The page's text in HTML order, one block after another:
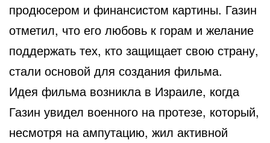
продюсером и финансистом картины. Газин
отметил, что его любовь к горам и желание
поддержать тех, кто защищает свою страну,
стали основой для создания фильма.
Идея фильма возникла в Израиле, когда
Газин увидел военного на протезе, который,
несмотря на ампутацию, жил активной